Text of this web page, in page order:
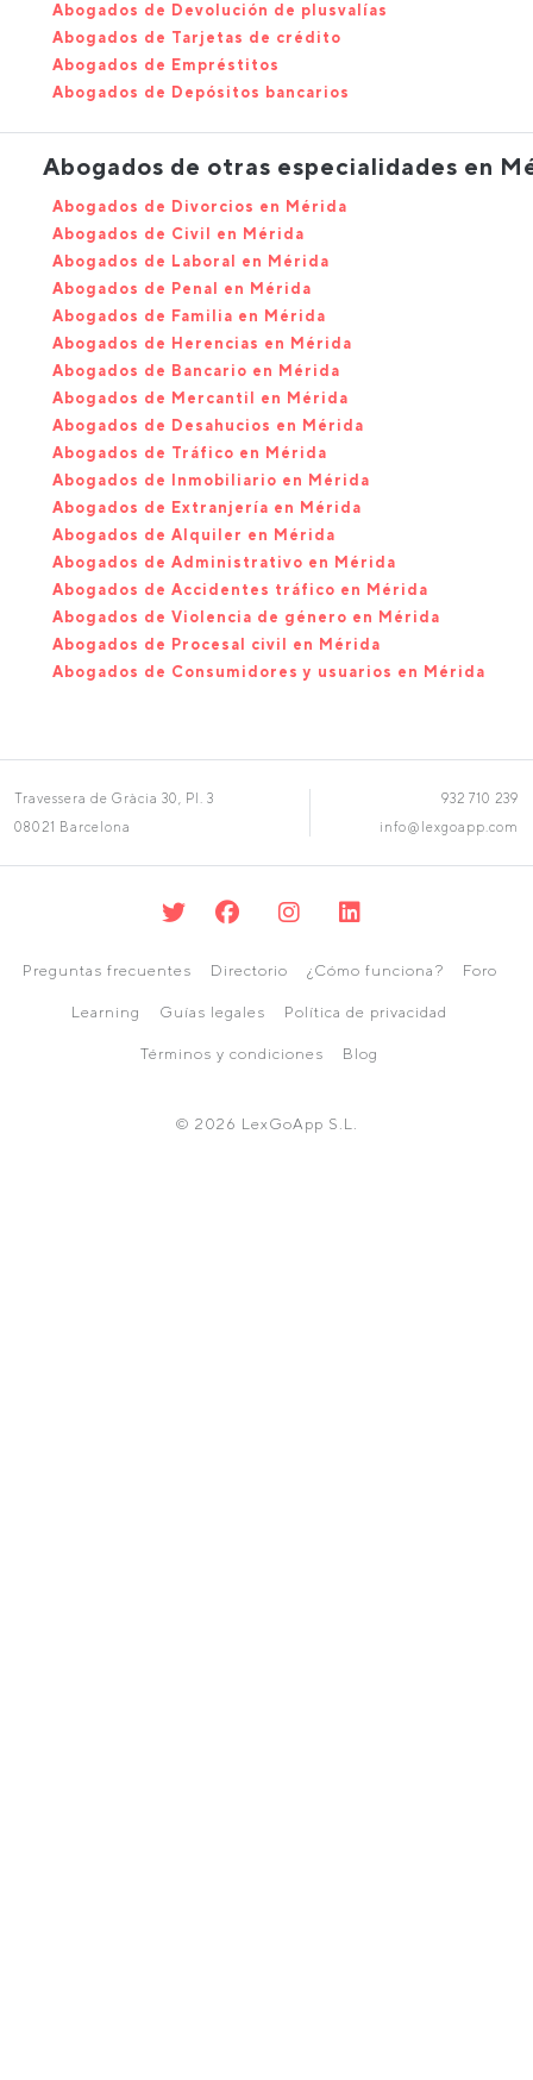
Abogados de Devolución de plusvalías
Abogados de Tarjetas de crédito
Abogados de Empréstitos
Abogados de Depósitos bancarios
Abogados de otras especialidades en
Abogados de Divorcios en Mérida
Abogados de Civil en Mérida
Abogados de Laboral en Mérida
Abogados de Penal en Mérida
Abogados de Familia en Mérida
Abogados de Herencias en Mérida
Abogados de Bancario en Mérida
Abogados de Mercantil en Mérida
Abogados de Desahucios en Mérida
Abogados de Tráfico en Mérida
Abogados de Inmobiliario en Mérida
Abogados de Extranjería en Mérida
Abogados de Alquiler en Mérida
Abogados de Administrativo en Mérida
Abogados de Accidentes tráfico en Mérida
Abogados de Violencia de género en Mérida
Abogados de Procesal civil en Mérida
Abogados de Consumidores y usuarios en Mérida
Travessera de Gràcia 30, Pl. 3
08021 Barcelona
932 710 239
info@lexgoapp.com
Preguntas frecuentes Directorio ¿Cómo funciona? Foro
Learning Guías legales Política de privacidad
Términos y condiciones Blog
© 2026 LexGoApp S.L.